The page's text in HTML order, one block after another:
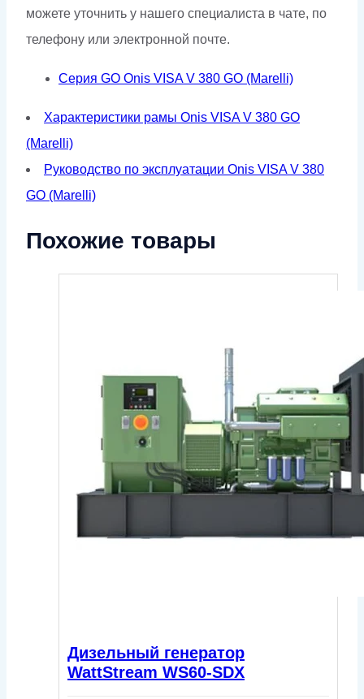
можете уточнить у нашего специалиста в чате, по
телефону или электронной почте.
Серия GO Onis VISA V 380 GO (Marelli)
Характеристики рамы Onis VISA V 380 GO
(Marelli)
Руководство по эксплуатации Onis VISA V 380
GO (Marelli)
Похожие товары
Дизельный генератор
WattStream WS60-SDX